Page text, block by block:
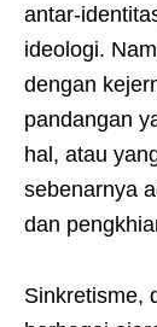
antar-
ideologi.
dengan
pandangan
hal, atau
sebenarnya
dan
Sinkretisme,